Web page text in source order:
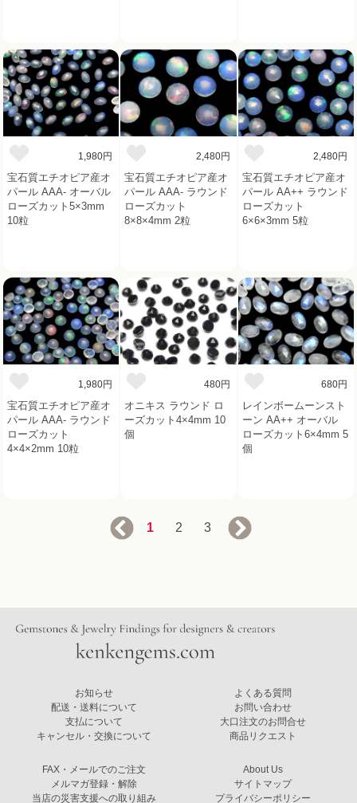
1,980円
宝石質エチオピア産オ
パール AAA- オーバル
ローズカット5×3mm
10粒
2,480円
宝石質エチオピア産オ
パール AAA- ラウンド
ローズカット
8×8×4mm 2粒
2,480円
宝石質エチオピア産オ
パール AA++ ラウンド
ローズカット
6×6×3mm 5粒
1,980円
宝石質エチオピア産オ
パール AAA- ラウンド
ローズカット
4×4×2mm 10粒
480円
オニキス ラウンド ロ
ーズカット4×4mm 10
個
680円
レインボームーンスト
ーン AA++ オーバル
ローズカット6×4mm 5
個
1 2 3
お知らせ
配送・送料について
支払について
キャンセル・交換について
よくある質問
お問い合わせ
大口注文のお問合せ
商品リクエスト
FAX・メールでのご注文
メルマガ登録・解除
当店の災害支援への取り組み
About Us
サイトマップ
プライバシーポリシー